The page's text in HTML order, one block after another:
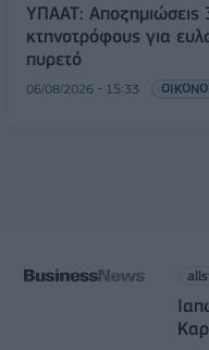
ΥΠΑΑΤ:
κτηνοτρόφους για
πυρετό
06/08/2026 - 15:33